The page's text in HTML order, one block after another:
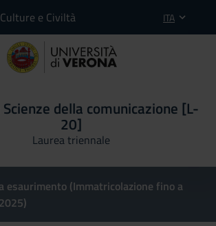
e Civiltà ITA
della comunicazione [L-
20]
Laurea triennale
esaurimento (Immatricolazione fino a